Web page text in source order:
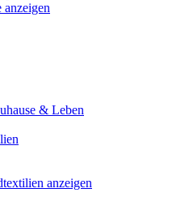
& Leben
anzeigen